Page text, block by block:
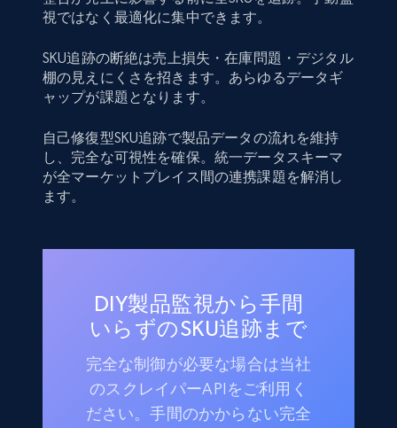
視ではなく最適化に集中できます。
SKU追跡の断絶は売上損失・在庫問題・デジタル
棚の見えにくさを招きます。あらゆるデータギ
ャップが課題となります。
自己修復型SKU追跡で製品データの流れを維持
し、完全な可視性を確保。統一データスキーマ
が全マーケットプレイス間の連携課題を解消し
ます。
DIY製品監視から手間
いらずのSKU追跡まで
完全な制御が必要な場合は当社
のスクレイパーAPIをご利用く
ださい。手間のかからない完全